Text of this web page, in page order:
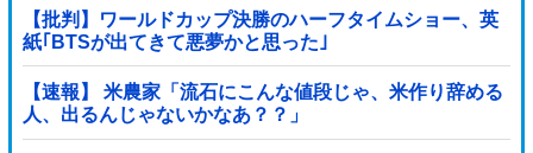
【批判】ワールドカップ決勝のハーフタイムショー、英
紙｢BTSが出てきて悪夢かと思った｣
【速報】 米農家「流石にこんな値段じゃ、米作り辞める
人、出るんじゃないかなあ？？」